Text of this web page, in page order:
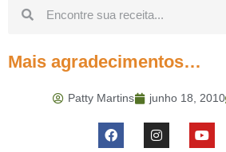
Mais agradecimentos…
Patty Martins junho 18, 2010